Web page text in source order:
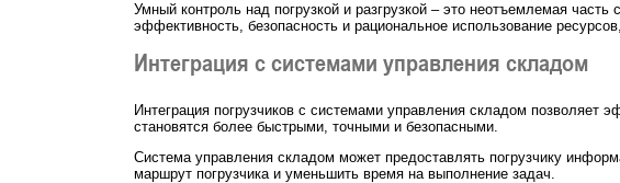
Умный контроль над погрузкой и разгрузкой – это неотъемлемая
эффективность, безопасность и рациональное использование
Интеграция с системами управления складом
Интеграция погрузчиков с системами управления складом позволяет
становятся более быстрыми, точными и безопасными.
Система управления складом может предоставлять погрузчику
маршрут погрузчика и уменьшить время на выполнение задач.